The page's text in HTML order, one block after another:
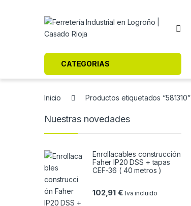
CATEGORIAS
Inicio Productos etiquetados “581310”
Nuestras novedades
Enrollacables construcción
Faher IP20 DSS + tapas
CEF-36 ( 40 metros )
102,91€ Iva incluido